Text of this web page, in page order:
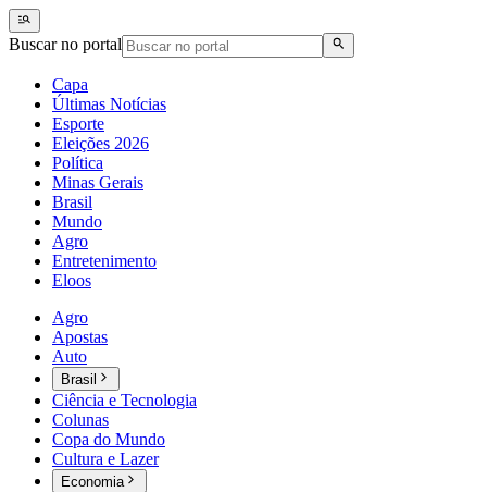
Buscar no portal
Capa
Últimas Notícias
Esporte
Eleições 2026
Política
Minas Gerais
Brasil
Mundo
Agro
Entretenimento
Eloos
Agro
Apostas
Auto
Brasil
Ciência e Tecnologia
Colunas
Copa do Mundo
Cultura e Lazer
Economia